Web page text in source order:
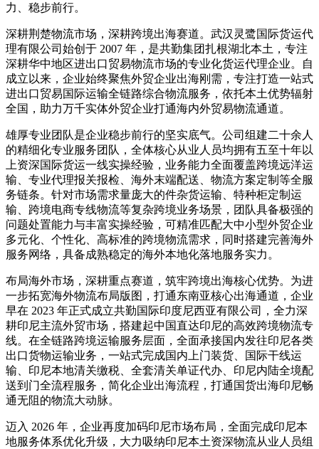
力、稳步前行。
深耕荆楚物流市场，深耕跨境出海赛道。武汉灵鹭国际货运代
理有限公司始创于 2007 年，是共勤集团扎根湖北本土，专注
深耕华中地区进出口贸易物流市场的专业化货运代理企业。自
成立以来，企业始终聚焦外贸企业出海刚需，专注打造一站式
进出口贸易国际运输全链路综合物流服务，依托本土优势辐射
全国，助力万千实体外贸企业打通海内外贸易物流通道。
雄厚专业团队是企业稳步前行的坚实底气。公司组建二十余人
的精细化专业服务团队，全体核心从业人员均拥有五至十年以
上资深国际货运一线实操经验，业务能力全面覆盖跨境远洋运
输、专业代理报关报检、海外末端配送、物流方案定制等全服
务链条。针对市场需求量庞大的件杂货运输、特种柜定制运
输、跨境电商专线物流等复杂跨境业务场景，团队具备极强的
问题处置能力与丰富实操经验，可精准匹配大中小型外贸企业
多元化、个性化、高标准的跨境物流需求，同时搭建完善海外
服务网络，具备成熟稳定的海外本地化落地服务实力。
布局海外市场，深耕重点赛道，筑牢跨境出海核心优势。为进
一步拓宽海外物流布局版图，打通东南亚核心出海通道，企业
早在 2023 年正式成立共勤国际印度尼西亚有限公司，全力深
耕印尼主流外贸市场，搭建起中国直达印尼的高效跨境物流专
线。在全链路跨境运输服务层面，全面承接国内发往印尼各类
出口货物运输业务，一站式完成国内上门装货、国际干线运
输、印尼本地清关缴税、全套清关单证代办、印尼内陆全境配
送到门全流程服务，简化企业出海流程，打通国货出海印尼畅
通无阻的物流大动脉。
迈入 2026 年，企业再度加码印尼市场布局，全面完成印尼本
地服务体系优化升级，大力吸纳印尼本土资深物流从业人员组